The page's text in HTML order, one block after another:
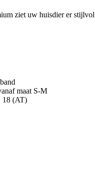
ziet uw huisdier er
maat S-M
18 (AT)